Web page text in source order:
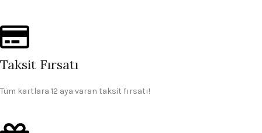
Taksit Fırsatı
Tüm kartlara 12 aya varan taksit fırsatı!